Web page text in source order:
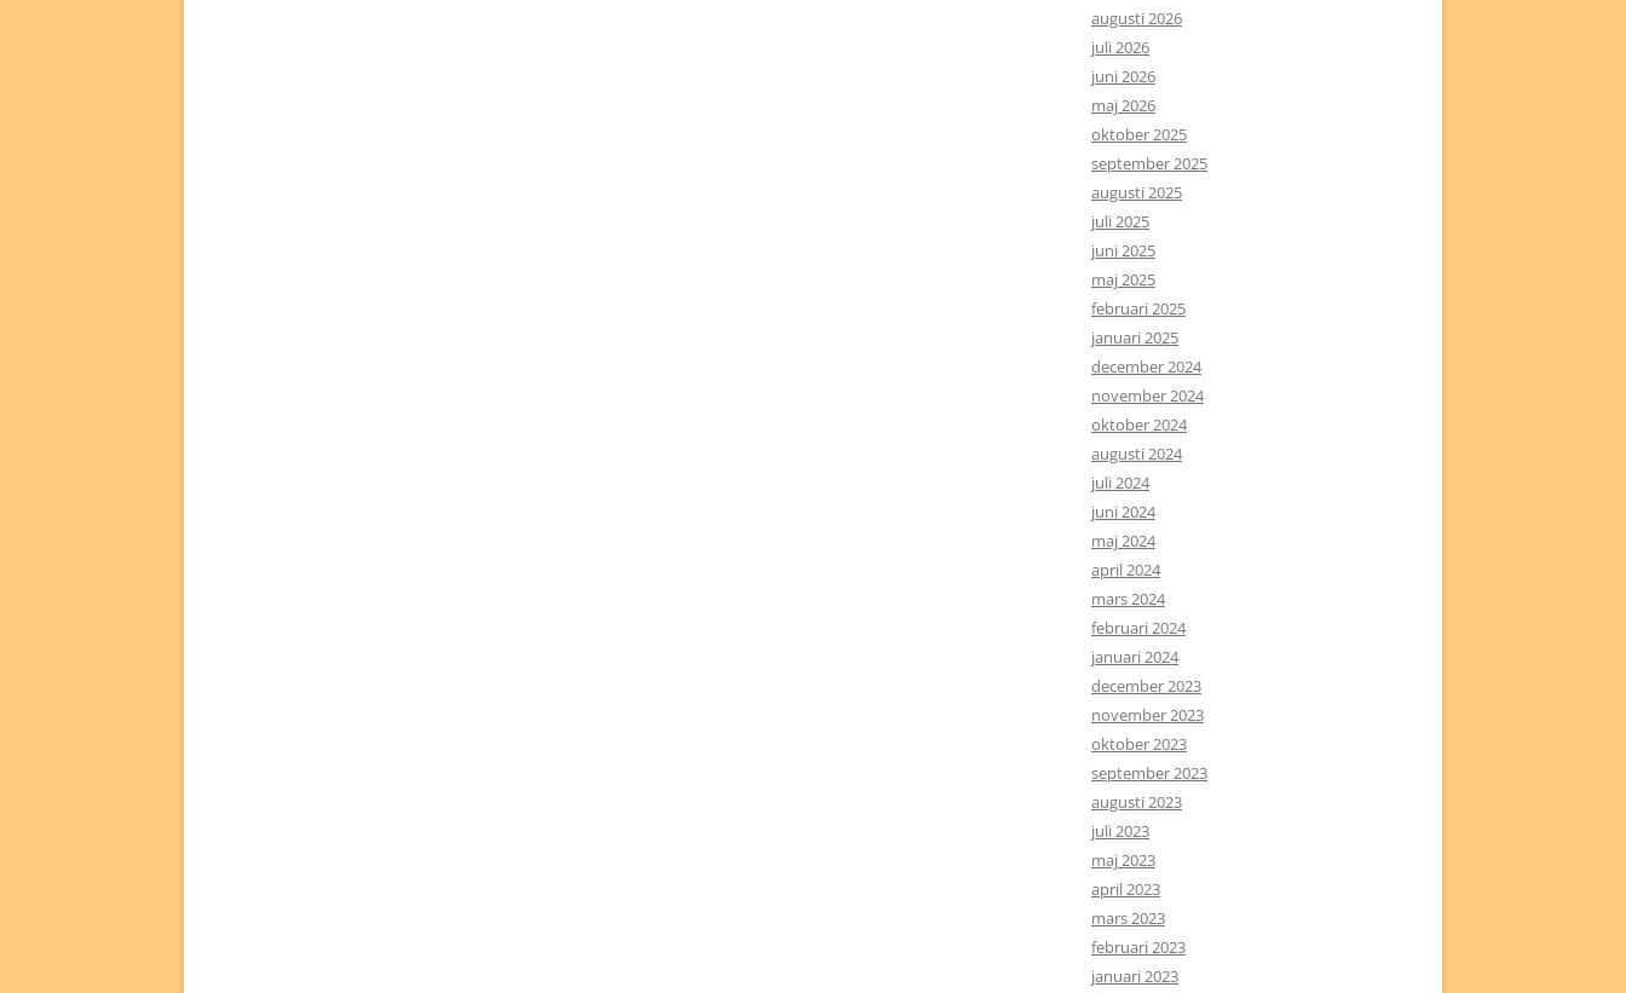
augusti 2026
juli 2026
juni 2026
maj 2026
oktober 2025
september 2025
augusti 2025
juli 2025
juni 2025
maj 2025
februari 2025
januari 2025
december 2024
november 2024
oktober 2024
augusti 2024
juli 2024
juni 2024
maj 2024
april 2024
mars 2024
februari 2024
januari 2024
december 2023
november 2023
oktober 2023
september 2023
augusti 2023
juli 2023
maj 2023
april 2023
mars 2023
februari 2023
januari 2023